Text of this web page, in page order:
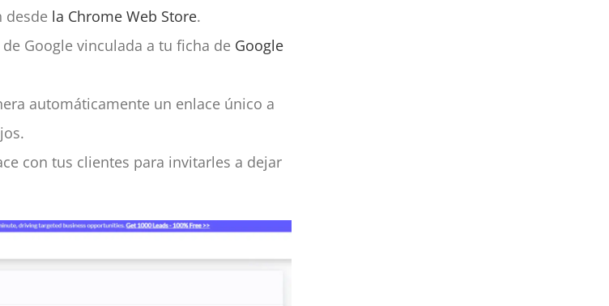
desde la Chrome Web Store.
Google vinculada a tu ficha de Google
automáticamente un enlace único a
con tus clientes para invitarles a dejar